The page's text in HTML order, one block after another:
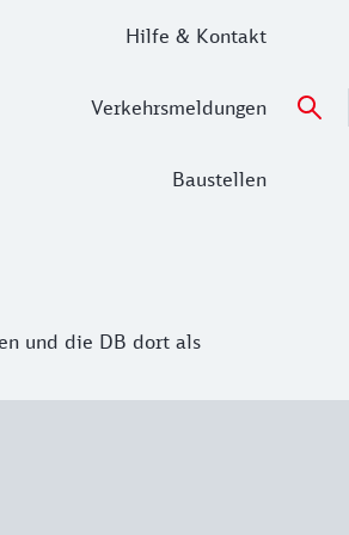
Hilfe & Kontakt
Verkehrsmeldungen
Baustellen
und die DB dort als